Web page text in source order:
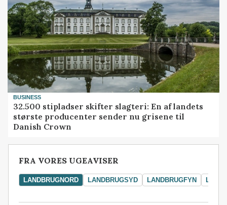
BUSINESS
32.500 stipladser skifter slagteri: En af landets
største producenter sender nu grisene til
Danish Crown
FRA VORES UGEAVISER
LANDBRUGNORD LANDBRUGSYD LANDBRUGFYN